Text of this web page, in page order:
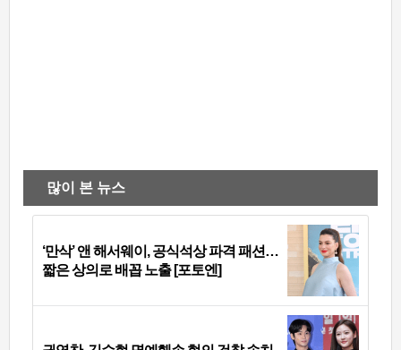
많이 본 뉴스
‘만삭’ 앤 해서웨이, 공식석상 파격 패션…
짧은 상의로 배꼽 노출 [포토엔]